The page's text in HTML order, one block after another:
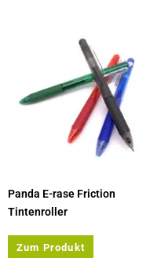
Panda E-rase Friction
Tintenroller
Zum Produkt